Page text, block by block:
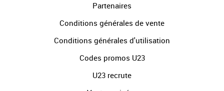
Partenaires
Conditions générales de vente
Conditions générales d'utilisation
Codes promos U23
U23 recrute